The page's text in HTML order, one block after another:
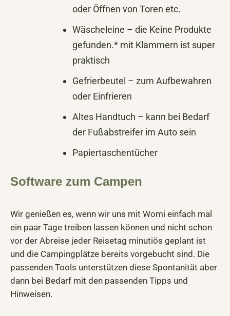
oder Öffnen von Toren etc.
Wäscheleine – die Keine Produkte
gefunden.* mit Klammern ist super
praktisch
Gefrierbeutel – zum Aufbewahren
oder Einfrieren
Altes Handtuch – kann bei Bedarf
der Fußabstreifer im Auto sein
Papiertaschentücher
Software zum Campen
Wir genießen es, wenn wir uns mit Womi einfach mal
ein paar Tage treiben lassen können und nicht schon
vor der Abreise jeder Reisetag minutiös geplant ist
und die Campingplätze bereits vorgebucht sind. Die
passenden Tools unterstützen diese Spontanität aber
dann bei Bedarf mit den passenden Tipps und
Hinweisen.